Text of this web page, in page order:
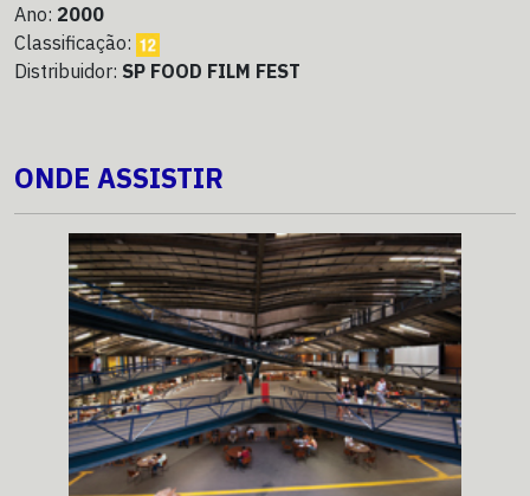
Ano: 2000
Classificação:
Distribuidor: SP FOOD FILM FEST
ONDE ASSISTIR